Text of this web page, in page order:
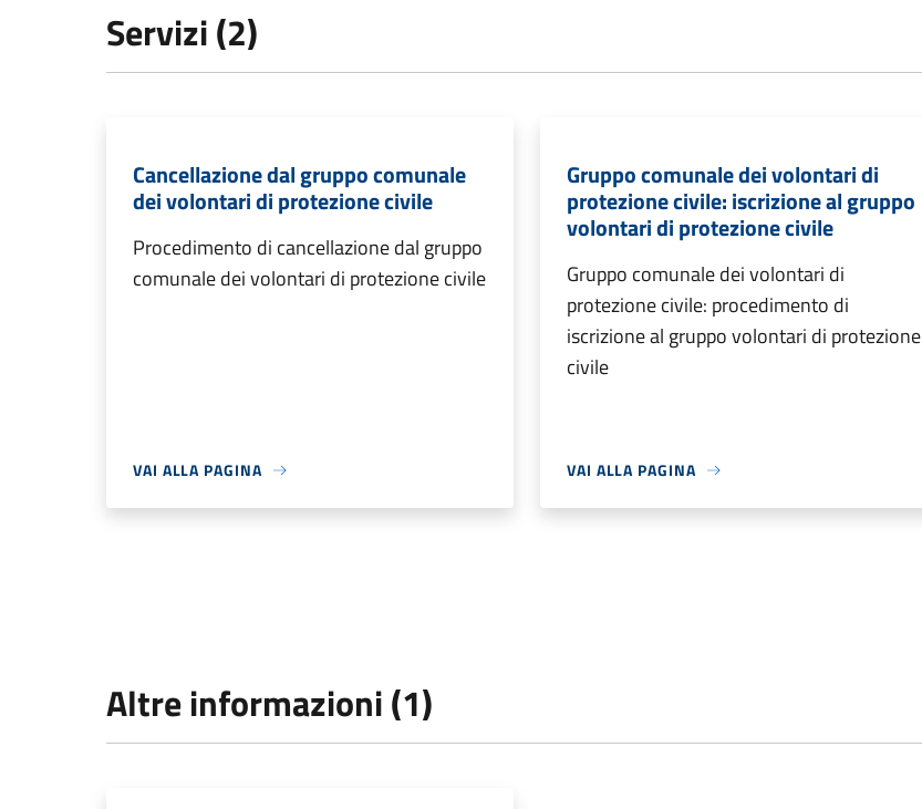
Servizi (2)
Cancellazione dal gruppo comunale
dei volontari di protezione civile
Procedimento di cancellazione dal gruppo
comunale dei volontari di protezione civile
VAI ALLA PAGINA
Gruppo comunale dei volontari di
protezione civile: iscrizione al gruppo
volontari di protezione civile
Gruppo comunale dei volontari di
protezione civile: procedimento di
iscrizione al gruppo volontari di protezione
civile
VAI ALLA PAGINA
Altre informazioni (1)